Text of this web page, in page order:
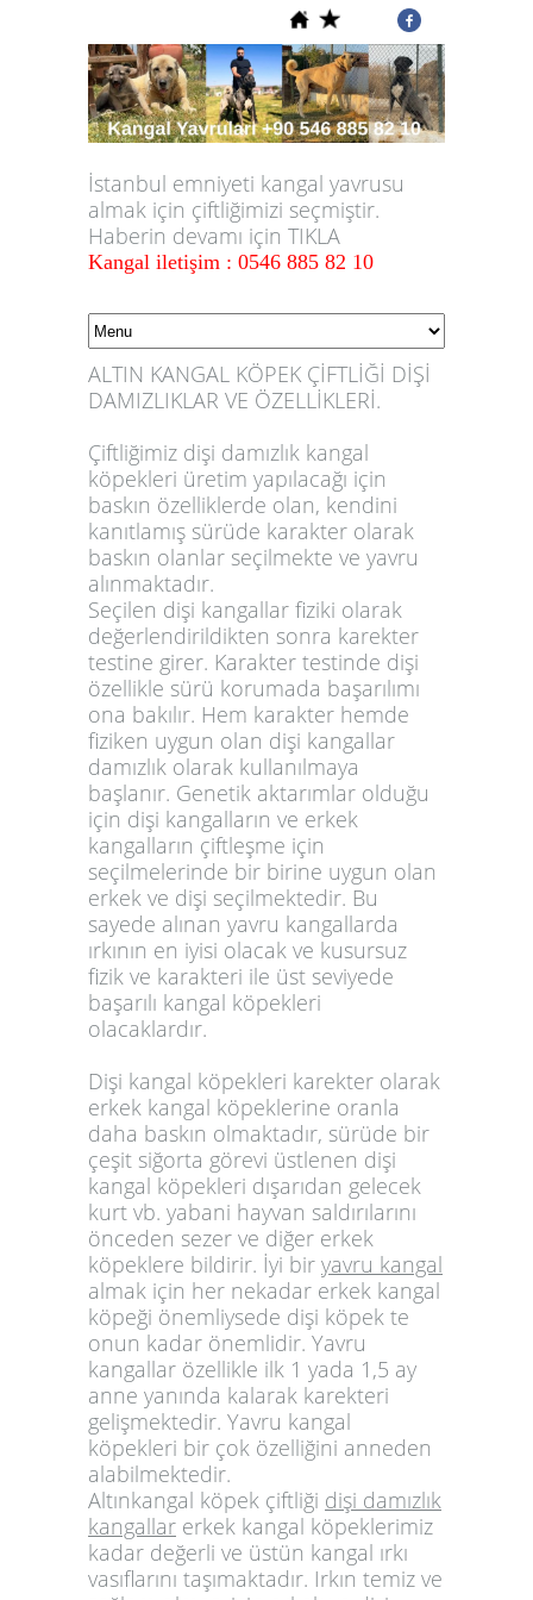
İstanbul emniyeti kangal yavrusu
almak için çiftliğimizi seçmiştir.
Haberin devamı için TIKLA
Kangal iletişim : 0546 885 82 10
ALTIN KANGAL KÖPEK ÇİFTLİĞİ DİŞİ
DAMIZLIKLAR VE ÖZELLİKLERİ.
Çiftliğimiz dişi damızlık kangal
köpekleri üretim yapılacağı için
baskın özelliklerde olan, kendini
kanıtlamış sürüde karakter olarak
baskın olanlar seçilmekte ve yavru
alınmaktadır.
Seçilen dişi kangallar fiziki olarak
değerlendirildikten sonra karekter
testine girer. Karakter testinde dişi
özellikle sürü korumada başarılımı
ona bakılır. Hem karakter hemde
fiziken uygun olan dişi kangallar
damızlık olarak kullanılmaya
başlanır. Genetik aktarımlar olduğu
için dişi kangalların ve erkek
kangalların çiftleşme için
seçilmelerinde bir birine uygun olan
erkek ve dişi seçilmektedir. Bu
sayede alınan yavru kangallarda
ırkının en iyisi olacak ve kusursuz
fizik ve karakteri ile üst seviyede
başarılı kangal köpekleri
olacaklardır.
Dişi kangal köpekleri karekter olarak
erkek kangal köpeklerine oranla
daha baskın olmaktadır, sürüde bir
çeşit siğorta görevi üstlenen dişi
kangal köpekleri dışarıdan gelecek
kurt vb. yabani hayvan saldırılarını
önceden sezer ve diğer erkek
köpeklere bildirir. İyi bir yavru kangal
almak için her nekadar erkek kangal
köpeği önemliysede dişi köpek te
onun kadar önemlidir. Yavru
kangallar özellikle ilk 1 yada 1,5 ay
anne yanında kalarak karekteri
gelişmektedir. Yavru kangal
köpekleri bir çok özelliğini anneden
alabilmektedir.
Altınkangal köpek çiftliği dişi damızlık
kangallar erkek kangal köpeklerimiz
kadar değerli ve üstün kangal ırkı
vasıflarını taşımaktadır. Irkın temiz ve